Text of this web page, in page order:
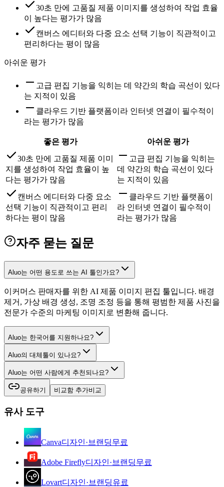
30초 만에 고품질 제품 이미지를 생성하여 작업 효율
이 높다는 평가가 많음
캔버스 에디터와 다중 요소 선택 기능이 직관적이고
편리하다는 평이 많음
아쉬운 평가
고급 편집 기능을 익히는 데 약간의 학습 곡선이 있다
는 지적이 있음
클라우드 기반 플랫폼이라 인터넷 연결이 필수적이
라는 평가가 많음
좋은 평가
아쉬운 평가
30초 만에 고품질 제품 이미
지를 생성하여 작업 효율이 높
다는 평가가 많음
고급 편집 기능을 익히는
데 약간의 학습 곡선이 있다
는 지적이 있음
캔버스 에디터와 다중 요소
선택 기능이 직관적이고 편리
하다는 평이 많음
클라우드 기반 플랫폼이
라 인터넷 연결이 필수적이
라는 평가가 많음
자주 묻는 질문
Aluo는 어떤 용도로 쓰는 AI 툴인가요?
이커머스 판매자를 위한 AI 제품 이미지 편집 툴입니다. 배경
제거, 가상 배경 생성, 조명 조정 등을 통해 평범한 제품 사진을
전문가 수준의 마케팅 이미지로 변환해 줍니다.
Aluo는 한국어를 지원하나요?
Aluo의 대체툴이 있나요?
Aluo는 어떤 사람에게 추천되나요?
공유하기 비교함 추가비교
유사 도구
Canva디자인·브랜딩무료
Adobe Firefly디자인·브랜딩무료
Lovart디자인·브랜딩유료